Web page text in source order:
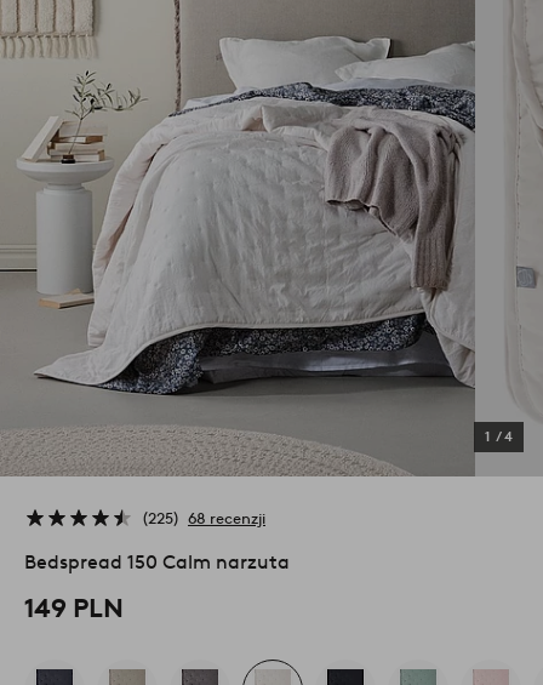
1 /4
225 68 recenzji
Bedspread 150 Calm narzuta
149 PLN